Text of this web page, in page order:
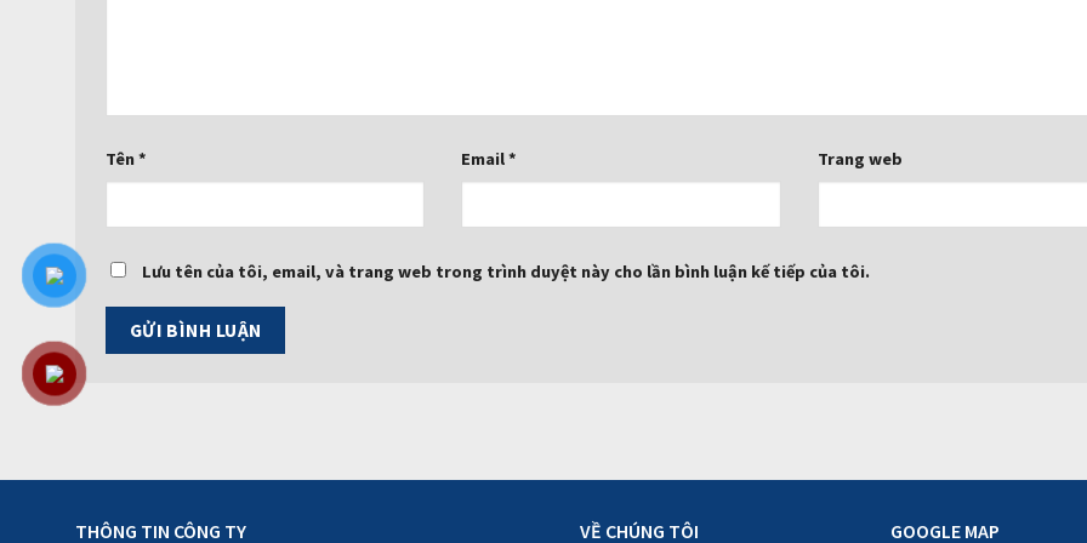
Tên* Email* Trang web
Lưu tên của tôi, email, và trang web trong trình duyệt này cho lần bình luận kế tiếp của tôi.
THÔNG TIN CÔNG TY VỀ CHÚNG TÔI GOOGLE MAP